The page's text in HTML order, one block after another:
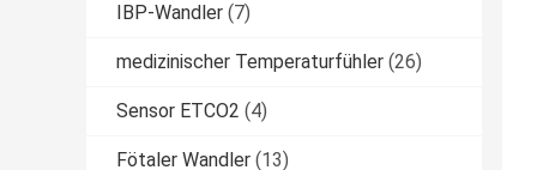
IBP-Wandler (7)
medizinischer Temperaturfühler (26)
Sensor ETCO2 (4)
Fötaler Wandler (13)